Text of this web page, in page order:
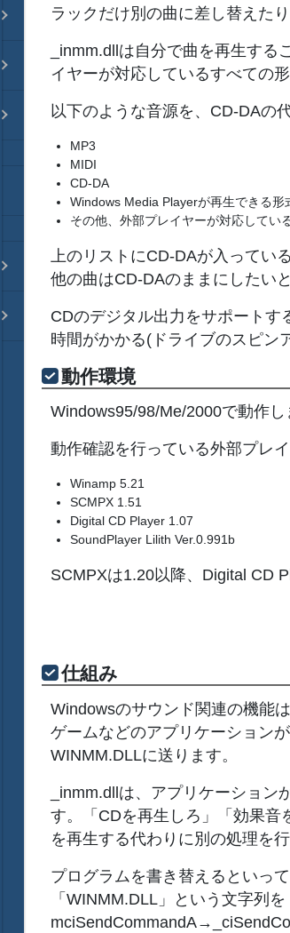
ラックだけ別の曲に差し替えた
_inmm.dllは自分で曲を再生す
イヤーが対応しているすべての
以下のような音源を、CD-DAの
MP3
MIDI
CD-DA
Windows Media Playerが再生できる形
その他、外部プレイヤーが対応してい
上のリストにCD-DAが入って
他の曲はCD-DAのままにしたい
CDのデジタル出力をサポートす
時間がかかる(ドライブのスピン
動作環境
Windows95/98/Me/2000で動作
動作確認を行っている外部プレ
Winamp 5.21
SCMPX 1.51
Digital CD Player 1.07
SoundPlayer Lilith Ver.0.991b
SCMPXは1.20以降、Digital CD
仕組み
Windowsのサウンド関連の機能
ゲームなどのアプリケーション
WINMM.DLLに送ります。
_inmm.dllは、アプリケーショ
す。「CDを再生しろ」「効果音
を再生する代わりに別の処理を
プログラムを書き替えるといっ
「WINMM.DLL」という文字列